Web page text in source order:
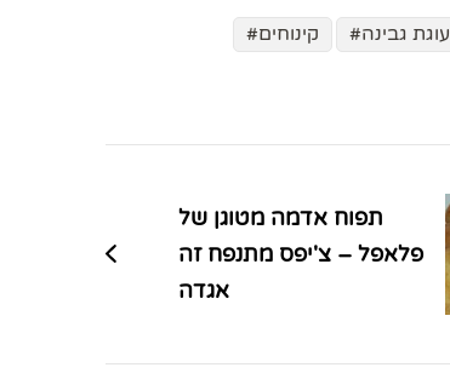
עוגת גבינה
קינוחים
תפוח אדמה מטוגן של
פלאפל – צ'יפס מתנפח זה
אגדה